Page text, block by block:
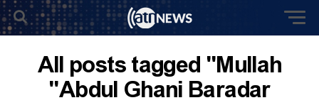
All posts tagged "Mullah
Abdul Ghani Baradar"